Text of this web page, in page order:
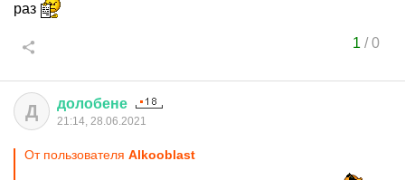
раз
1 /0
Д долобене
21:14, 28.06.2021
От пользователя Alkooblast